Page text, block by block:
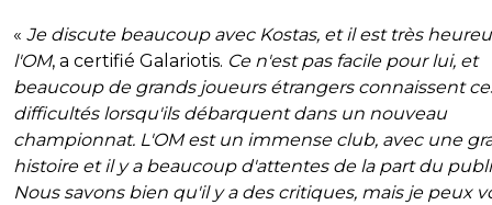
« Je discute beaucoup avec Kostas, et il est très
l'OM, a certifié Galariotis. Ce n'est pas facile pour lui, et
beaucoup de grands joueurs étrangers connaissent
difficultés lorsqu'ils débarquent dans un nouveau
championnat. L'OM est un immense club, avec une
histoire et il y a beaucoup d'attentes de la part du
Nous savons bien qu'il y a des critiques, mais je peux